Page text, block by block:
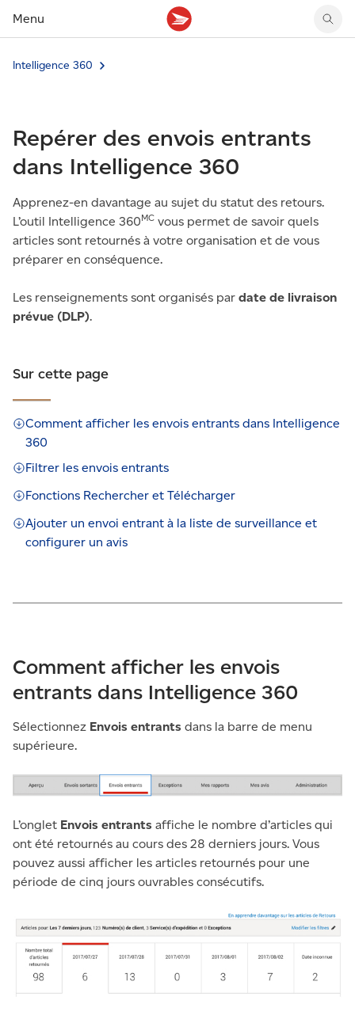
Menu
Tarifs des timbres
Faire un envoi au Canada
Expédier à l’étranger
Acheter timbres et fournitures d’emballage
Conseils d’expédition
Suivre un envoi
Gérer courrier et colis
Cueillette au comptoir
Boîtes postales et casiers
Compte MonArgent Postes Canada
Cartes et services prépayés
Voir les nouveaux timbres
Proposer un timbre
Cachets illustrés
Magazine En détail
Intelligence 360
Repérer des envois entrants
dans Intelligence 360
Apprenez-en davantage au sujet du statut des retours.
L’outil Intelligence 360MC vous permet de savoir quels
articles sont retournés à votre organisation et de vous
préparer en conséquence.
Les renseignements sont organisés par date de livraison
prévue (DLP).
Sur cette page
Comment afficher les envois entrants dans Intelligence
360
Filtrer les envois entrants
Fonctions Rechercher et Télécharger
Ajouter un envoi entrant à la liste de surveillance et
configurer un avis
Comment afficher les envois
entrants dans Intelligence 360
Sélectionnez Envois entrants dans la barre de menu
supérieure.
L’onglet Envois entrants affiche le nombre d’articles qui
ont été retournés au cours des 28 derniers jours. Vous
pouvez aussi afficher les articles retournés pour une
période de cinq jours ouvrables consécutifs.